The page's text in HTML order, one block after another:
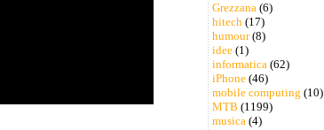
Grezzana(6)
hitech(17)
humour(8)
idee(1)
informatica(62)
iPhone(46)
mobile computing (10)
MTB (1199)
musica(4)